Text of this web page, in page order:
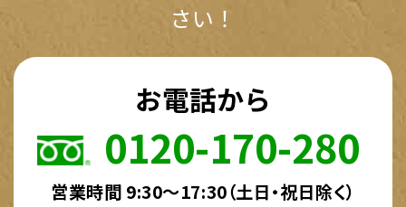
さい！
お電話から
0120-170-280
営業時間 9:30～17:30（土日・祝日除く）